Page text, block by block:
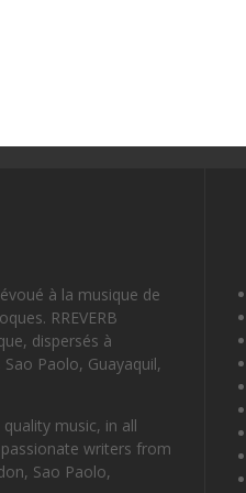
à la musique de
RREVERB
dispersés à
Paolo, Guayaquil,
music, in all
passionate writers from
Sao Paolo,